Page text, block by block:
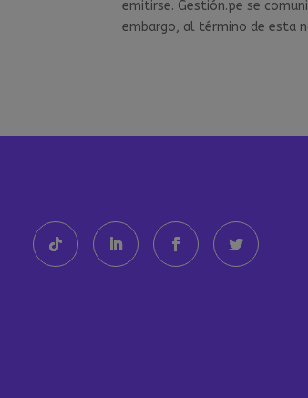
emitirse. Gestión.pe se
embargo, al término de esta